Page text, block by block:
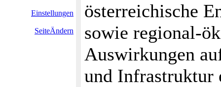
Einstellungen
SeiteÄndern
österreichische
sowie regional-
Auswirkungen
und Infrastruktur